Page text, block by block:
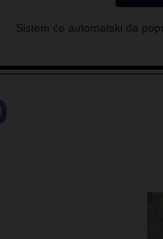
Sistem će automatski da